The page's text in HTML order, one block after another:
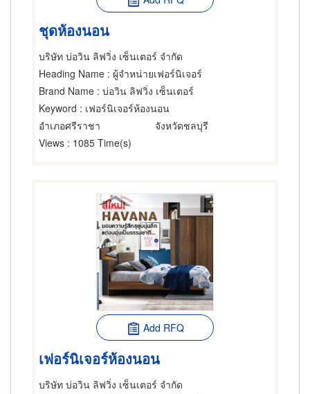
ชุดห้องนอน
บริษัท บ่อวิน ลิฟวิ่ง เซ็นเตอร์ จำกัด
Heading Name : ผู้จำหน่ายเฟอร์นิเจอร์
Brand Name : บ่อวิน ลิฟวิ่ง เซ็นเตอร์
Keyword : เฟอร์นิเจอร์ห้องนอน
อำเภอศรีราชา
จังหวัดชลบุรี
Views : 1085 Time(s)
Add RFQ
เฟอร์นิเจอร์ห้องนอน
บริษัท บ่อวิน ลิฟวิ่ง เซ็นเตอร์ จำกัด